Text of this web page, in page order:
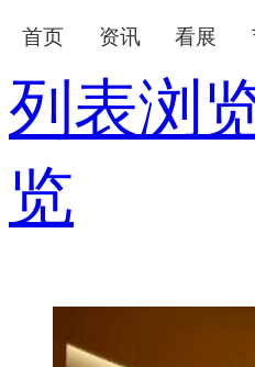
首页 资讯 看展
列表浏
览